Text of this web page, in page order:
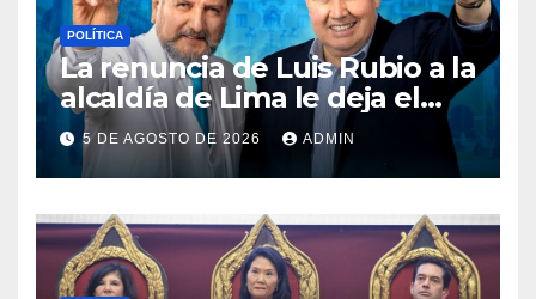
POLÍTICA
La renuncia de Luis Rubio a la
alcaldía de Lima le deja el
camino libre a Rafael López
Aliaga
5 DE AGOSTO DE 2026 ADMIN